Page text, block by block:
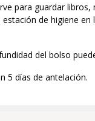
para guardar libros,
de higiene en
del bolso
5 días de antelación.